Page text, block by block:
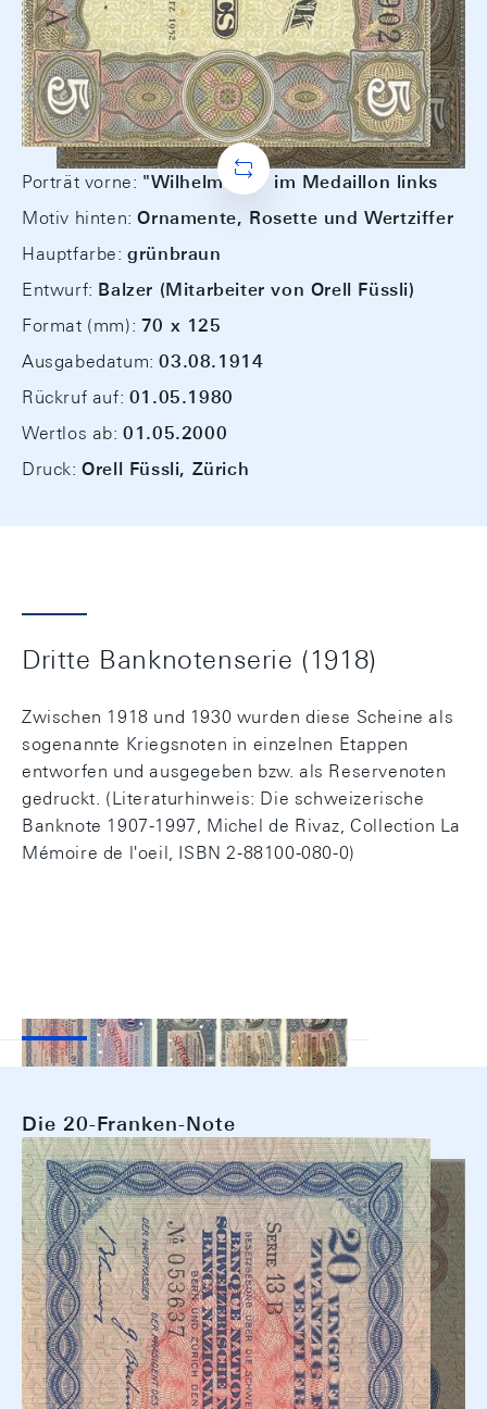
Porträt vorne: "Wilhelm Tell" im Medaillon links
Motiv hinten:Ornamente, Rosette und Wertziffer
Hauptfarbe:grünbraun
Entwurf: Balzer (Mitarbeiter von Orell Füssli)
Format (mm): 70 x 125
Ausgabedatum:03.08.1914
Rückruf auf: 01.05.1980
Wertlos ab:01.05.2000
Druck:Orell Füssli, Zürich
Dritte Banknotenserie (1918)
Zwischen 1918 und 1930 wurden diese Scheine als
sogenannte Kriegsnoten in einzelnen Etappen
entworfen und ausgegeben bzw. als Reservenoten
gedruckt. (Literaturhinweis: Die schweizerische
Banknote 1907-1997, Michel de Rivaz, Collection La
Mémoire de l'oeil, ISBN 2-88100-080-0)
Die 20-Franken-Note